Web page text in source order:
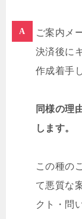
ご案内メ
決済後に
作成着手
同様の理
します。
この種の
て悪質な
クト・問